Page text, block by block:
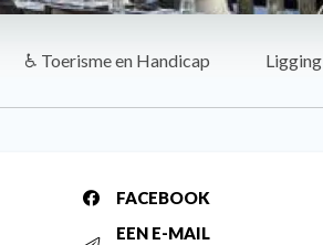
♿ Toerisme en Handicap Ligging
FACEBOOK
EEN E-MAIL